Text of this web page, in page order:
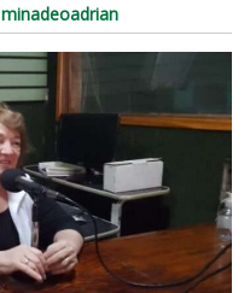
minadeoadrian